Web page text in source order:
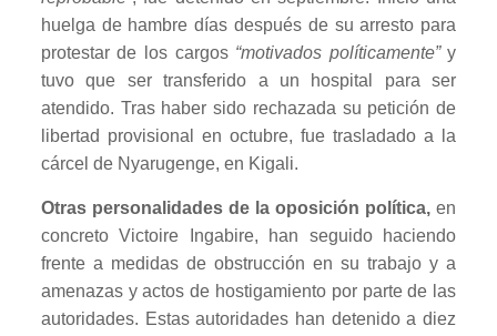
huelga de hambre días después de su arresto para
protestar de los cargos “motivados políticamente”y
tuvo que ser transferido a un hospital para ser
atendido. Tras haber sido rechazada su petición de
libertad provisional en octubre, fue trasladado a la
cárcel de Nyarugenge, en Kigali.
Otras personalidades de la oposición política, en
concreto Victoire Ingabire, han seguido haciendo
frente a medidas de obstrucción en su trabajo y a
amenazas y actos de hostigamiento por parte de las
autoridades. Estas autoridades han detenido a diez